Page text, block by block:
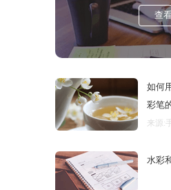
查
如何
彩笔
来源:
水彩